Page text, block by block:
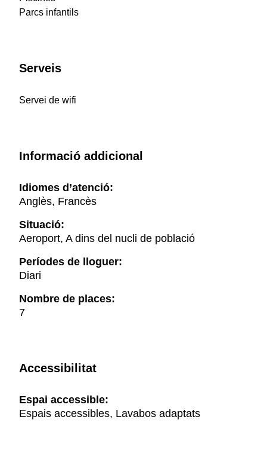
Parcs infantils
Serveis
Servei de wifi
Informació addicional
Idiomes d’atenció:
Anglès, Francès
Situació:
Aeroport, A dins del nucli de població
Períodes de lloguer:
Diari
Nombre de places:
7
Accessibilitat
Espai accessible:
Espais accessibles, Lavabos adaptats